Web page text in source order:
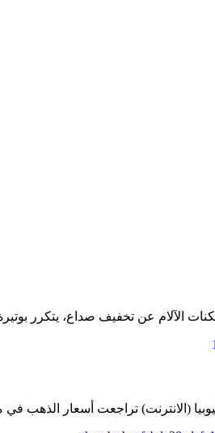
الآلام عن تخفيف صداع، يتكرر
(الانترنت) تراجعت أسعار الذهب